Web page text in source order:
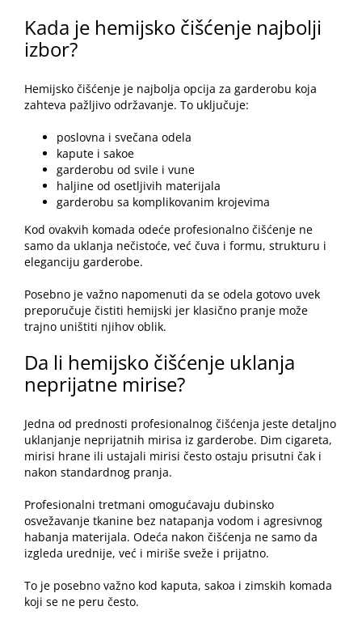
Kada je hemijsko čišćenje najbolji
izbor?
Hemijsko čišćenje je najbolja opcija za garderobu koja
zahteva pažljivo održavanje. To uključuje:
poslovna i svečana odela
kapute i sakoe
garderobu od svile i vune
haljine od osetljivih materijala
garderobu sa komplikovanim krojevima
Kod ovakvih komada odeće profesionalno čišćenje ne
samo da uklanja nečistoće, već čuva i formu, strukturu i
eleganciju garderobe.
Posebno je važno napomenuti da se odela gotovo uvek
preporučuje čistiti hemijski jer klasično pranje može
trajno uništiti njihov oblik.
Da li hemijsko čišćenje uklanja
neprijatne mirise?
Jedna od prednosti profesionalnog čišćenja jeste detaljno
uklanjanje neprijatnih mirisa iz garderobe. Dim cigareta,
mirisi hrane ili ustajali mirisi često ostaju prisutni čak i
nakon standardnog pranja.
Profesionalni tretmani omogućavaju dubinsko
osvežavanje tkanine bez natapanja vodom i agresivnog
habanja materijala. Odeća nakon čišćenja ne samo da
izgleda urednije, već i miriše sveže i prijatno.
To je posebno važno kod kaputa, sakoa i zimskih komada
koji se ne peru često.